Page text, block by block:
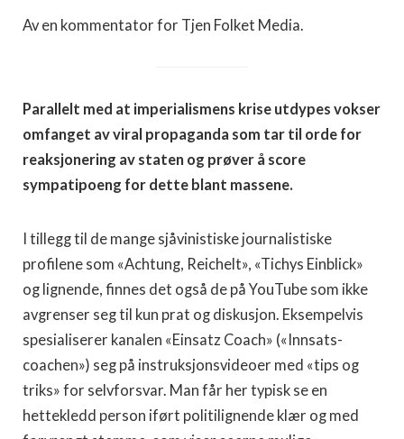
Av en kommentator for Tjen Folket Media.
Parallelt med at imperialismens krise utdypes vokser
omfanget av viral propaganda som tar til orde for
reaksjonering av staten og prøver å score
sympatipoeng for dette blant massene.
I tillegg til de mange sjåvinistiske journalistiske
profilene som «Achtung, Reichelt», «Tichys Einblick»
og lignende, finnes det også de på YouTube som ikke
avgrenser seg til kun prat og diskusjon. Eksempelvis
spesialiserer kanalen «Einsatz Coach» («Innsats-
coachen») seg på instruksjonsvideoer med «tips og
triks» for selvforsvar. Man får her typisk se en
hettekledd person iført politilignende klær og med